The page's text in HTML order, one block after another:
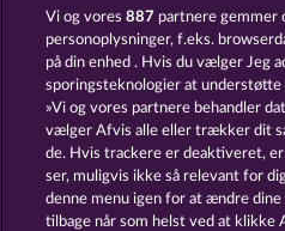
PALACE OF TREASURES
Vilkår og betingelser
Vi og vores887 partnere gemmer
personoplysninger, f.eks.
på din enhed . Hvis du vælger Jeg
sporingsteknologier at
»Vi og vores partnere behandler
vælger Afvis alle eller trækker dit
de. Hvis trackere er deaktiveret,
ser, muligvis ikke så relevant for
denne menu igen for at ændre
tilbage når som helst ved at klikke